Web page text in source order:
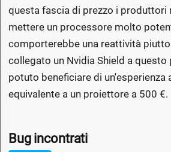
questa fascia di prezzo i produttori
mettere un processore molto
comporterebbe una reattività
collegato un Nvidia Shield a questo
potuto beneficiare di un'esperienza
equivalente a un proiettore a 500 €.
Bug incontrati